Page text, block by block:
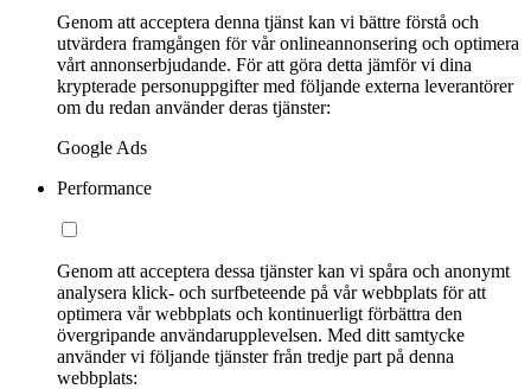
Genom att acceptera denna tjänst kan vi bättre förstå och
utvärdera framgången för vår onlineannonsering och optimera
vårt annonserbjudande. För att göra detta jämför vi dina
krypterade personuppgifter med följande externa leverantörer
om du redan använder deras tjänster:
Google Ads
Performance
Genom att acceptera dessa tjänster kan vi spåra och anonymt
analysera klick- och surfbeteende på vår webbplats för att
optimera vår webbplats och kontinuerligt förbättra den
övergripande användarupplevelsen. Med ditt samtycke
använder vi följande tjänster från tredje part på denna
webbplats: